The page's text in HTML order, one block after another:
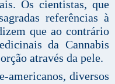
Os cientistas, que
referências à
que ao contrário
da Cannabis
através da pele.
americanos, diversos